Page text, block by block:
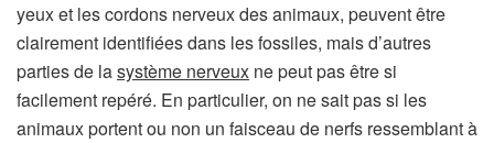
yeux et les cordons nerveux des animaux, peuvent être
clairement identifiées dans les fossiles, mais d’autres
parties de lasystème nerveux ne peut pas être si
facilement repéré. En particulier, on ne sait pas si les
animaux portent ou non un faisceau de nerfs ressemblant à